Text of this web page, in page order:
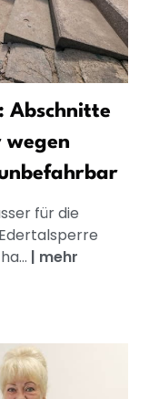
Abschnitte
wegen
für die
| mehr